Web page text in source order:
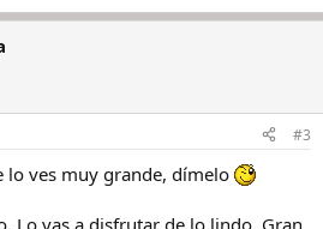
#3
lo ves muy grande, dímelo
Lo vas a disfrutar de lo lindo. Gran